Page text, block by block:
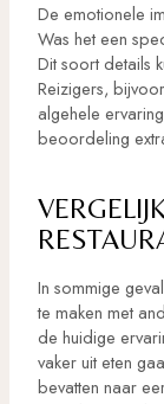
De emotionele
Was het een
Dit soort details
Reizigers,
algehele
beoordeling
In sommige
te maken met
de huidige
vaker uit eten
bevatten naar